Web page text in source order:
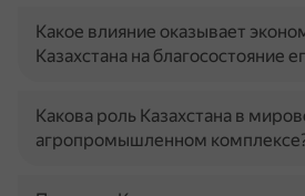
Какое влияние оказывает
Казахстана на благосостояние
Какова роль Казахстана в
агропромышленном